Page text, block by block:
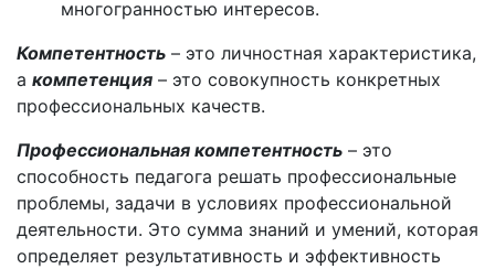
многогранностью интересов.
Компетентность – это личностная характеристика,
а компетенция – это совокупность конкретных
профессиональных качеств.
Профессиональная компетентность – это
способность педагога решать профессиональные
проблемы, задачи в условиях профессиональной
деятельности. Это сумма знаний и умений, которая
определяет результативность и эффективность